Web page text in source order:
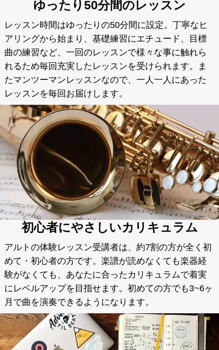
ゆったり50分間のレッスン
レッスン時間はゆったりの50分間に設定。丁寧なヒ
アリングから始まり、基礎練習にエチュード、目標
曲の練習など、一回のレッスンで様々な事に触れら
れるため毎回充実したレッスンを受けられます。ま
たマンツーマンレッスンなので、一人一人にあった
レッスンを毎回お届けします。
初心者にやさしいカリキュラム
アルトの体験レッスン受講者は、約7割の方が全く初
めて・初心者の方です。楽譜が読めなくても楽器経
験がなくても、あなたに合ったカリキュラムで着実
にレベルアップを目指せます。初めての方でも3~6ヶ
月で曲を演奏できるようになります。